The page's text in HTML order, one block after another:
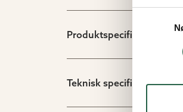
Få flere
Samtykkevalg
Produktspecifikation
Teknisk specifikation